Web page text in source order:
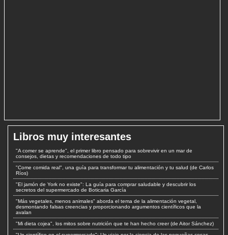
Libros muy interesantes
"A comer se aprende", el primer libro pensado para sobrevivir en un mar de
consejos, dietas y recomendaciones de todo tipo
"Come comida real", una guía para transformar tu alimentación y tu salud (de Carlos
Ríos)
"El jamón de York no existe": La guía para comprar saludable y descubrir los
secretos del supermercado de Boticaria García
"Más vegetales, menos animales" aborda el tema de la alimentación vegetal,
desmontando falsas creencias y proporcionando argumentos científicos que la
avalan
"Mi dieta cojea", los mitos sobre nutrición que te han hecho creer (de Aitor Sánchez)